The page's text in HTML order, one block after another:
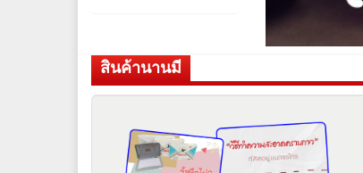
สินค้านานมี